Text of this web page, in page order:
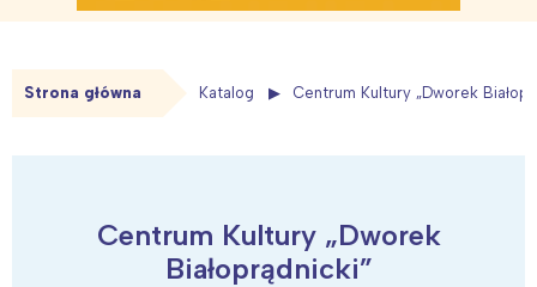
Strona główna Katalog Centrum Kultury „Dworek
Centrum Kultury „Dworek
Białoprądnicki”